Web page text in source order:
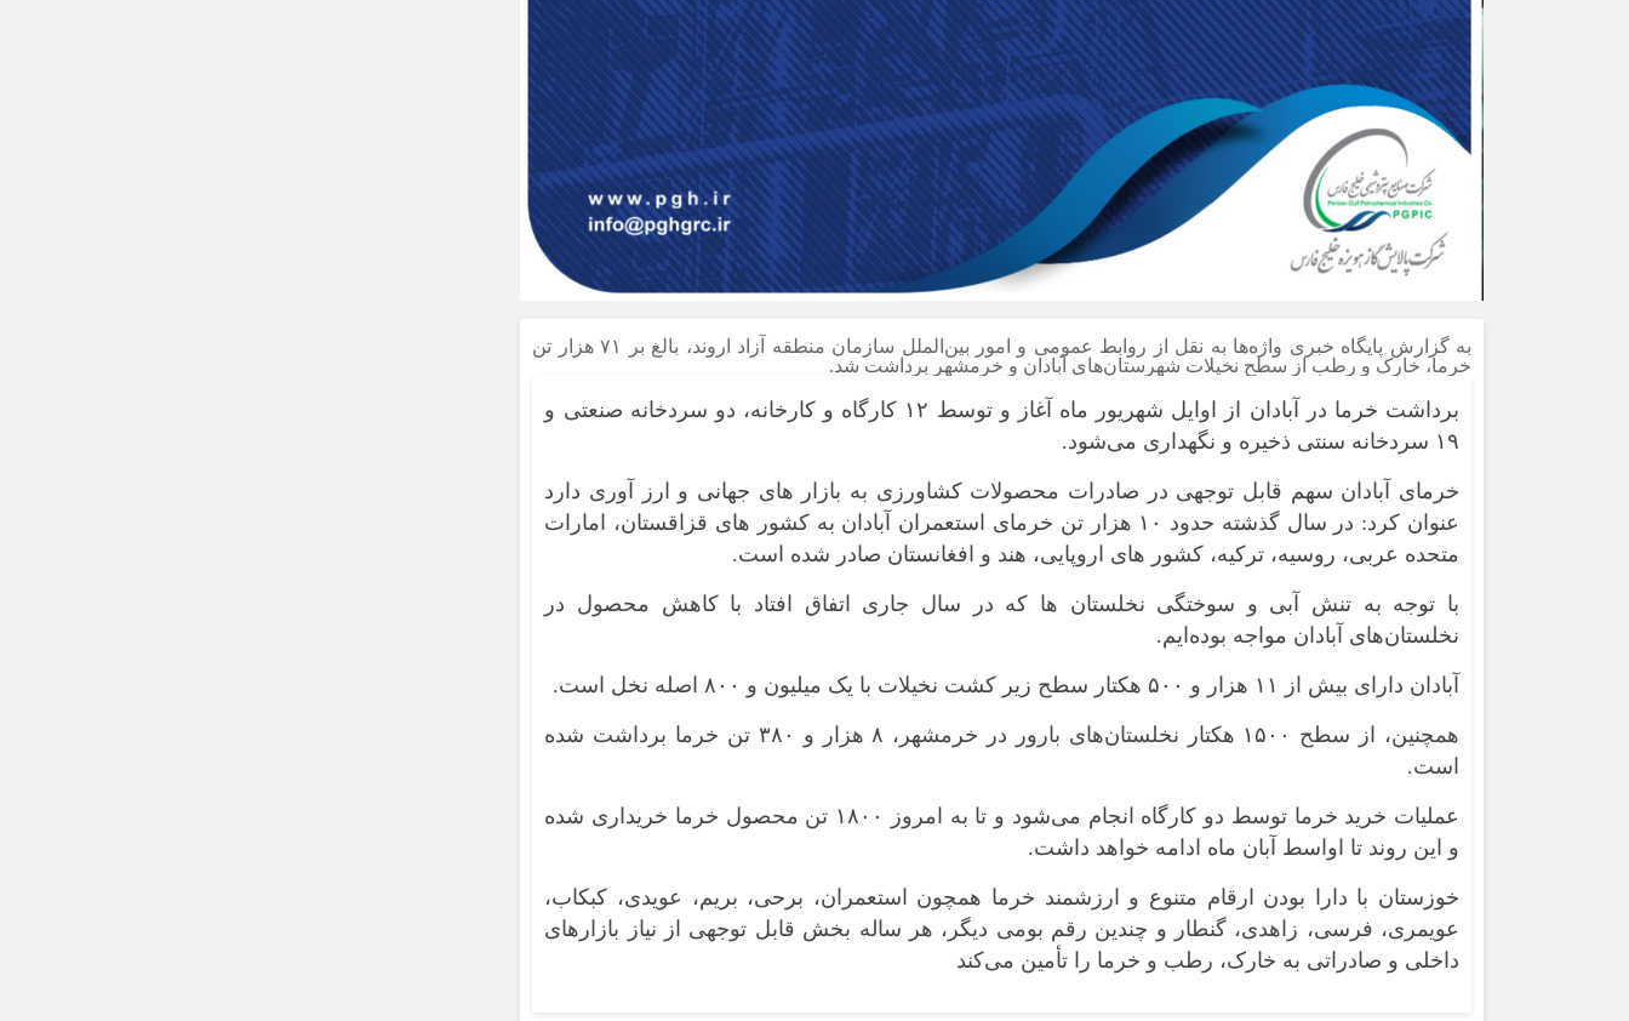
به گزارش پایگاه خبری واژه‌ها به نقل از روابط عمومی و امور بین‌الملل سازمان منطقه آزاد اروند، بالغ بر ۷۱ هزار تن
خرما، خارک و رطب از سطح نخیلات شهرستان‌های آبادان و خرمشهر برداشت شد.
برداشت خرما در آبادان از اوایل شهریور ماه آغاز و توسط ۱۲ کارگاه و کارخانه، دو سردخانه صنعتی و
۱۹ سردخانه سنتی ذخیره و نگهداری می‌شود.
خرمای آبادان سهم قابل توجهی در صادرات محصولات کشاورزی به بازار های جهانی و ارز آوری دارد
عنوان کرد: در سال گذشته حدود ۱۰ هزار تن خرمای استعمران آبادان به کشور های قزاقستان، امارات
متحده عربی، روسیه، ترکیه، کشور های اروپایی، هند و افغانستان صادر شده است.
با توجه به تنش آبی و سوختگی نخلستان ها که در سال جاری اتفاق افتاد با کاهش محصول در
نخلستان‌های آبادان مواجه بوده‌ایم.
آبادان دارای بیش از ۱۱ هزار و ۵۰۰ هکتار سطح زیر کشت نخیلات با یک میلیون و ۸۰۰ اصله نخل است.
همچنین، از سطح ۱۵۰۰ هکتار نخلستان‌های بارور در خرمشهر، ۸ هزار و ۳۸۰ تن خرما برداشت شده
است.
عملیات خرید خرما توسط دو کارگاه انجام می‌شود و تا به امروز ۱۸۰۰ تن محصول خرما خریداری شده
و این روند تا اواسط آبان ماه ادامه خواهد داشت.
خوزستان با دارا بودن ارقام متنوع و ارزشمند خرما همچون استعمران، برحی، بریم، عویدی، کبکاب،
عویمری، فرسی، زاهدی، گنطار و چندین رقم بومی دیگر، هر ساله بخش قابل توجهی از نیاز بازار‌های
داخلی و صادراتی به خارک، رطب و خرما را تأمین می‌کند